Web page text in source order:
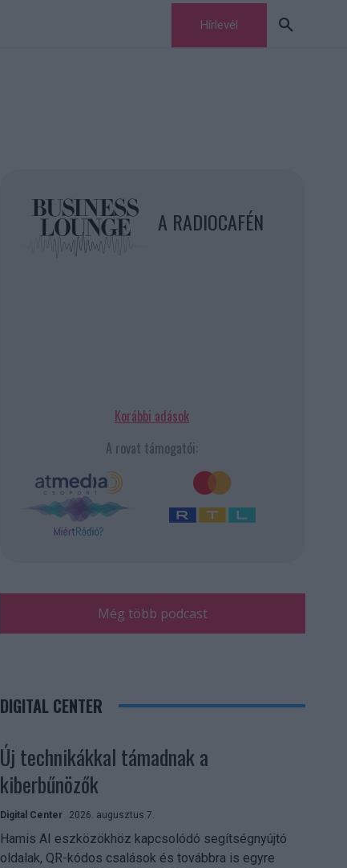
Hírlevél
A RADIOCAFÉN
Korábbi adások
A rovat támogatói:
Még több podcast
DIGITAL CENTER
Új technikákkal támadnak a
kiberbűnözők
Digital Center 2026. augusztus 7.
Hamis AI eszközökhöz kapcsolódó segítségnyújtó
oldalak, QR-kódos csalások és továbbra is egyre